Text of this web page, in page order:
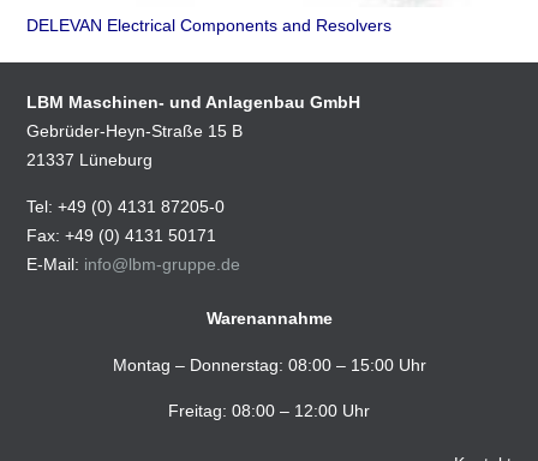
DELEVAN Electrical Components and Resolvers
LBM Maschinen- und Anlagenbau GmbH
Gebrüder-Heyn-Straße 15 B
21337 Lüneburg
Tel: +49 (0) 4131 87205-0
Fax: +49 (0) 4131 50171
E-Mail: info@lbm-gruppe.de
Warenannahme
Montag – Donnerstag: 08:00 – 15:00 Uhr
Freitag: 08:00 – 12:00 Uhr